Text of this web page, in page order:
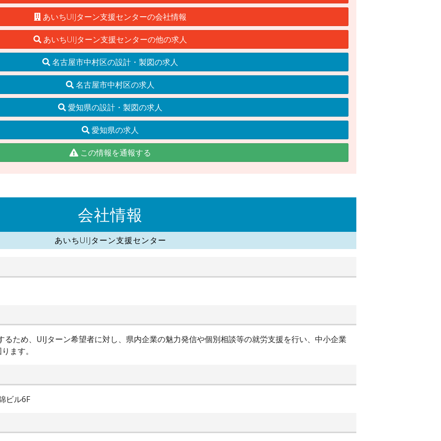
あいちUIJターン支援センターの会社情報
あいちUIJターン支援センターの他の求人
名古屋市中村区の設計・製図の求人
名古屋市中村区の求人
愛知県の設計・製図の求人
愛知県の求人
この情報を通報する
会社情報
あいちUIJターン支援センター
るため、UIJターン希望者に対し、県内企業の魅力発信や個別相談等の就労支援を行い、中小企業
ます。
ビル6F